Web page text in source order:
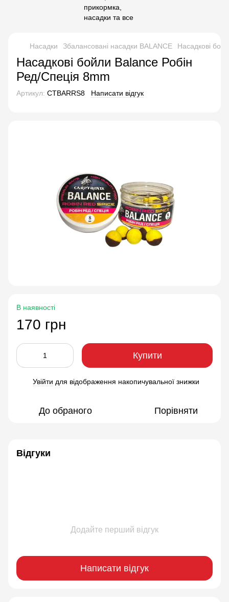
Насадки Збалансовані насадки BALANCE Насадкові
Насадкові бойли Balance Робін
Ред/Спеція 8mm
Артикул: CTBARRS8 Написати відгук
В наявності
170 грн
Купити
Увійти для відображення накопичувальної знижки
До обраного Порівняти
Відгуки
Додайте перший відгук
Написати відгук